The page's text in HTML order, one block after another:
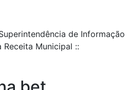
de Informação
Receita Municipal ::